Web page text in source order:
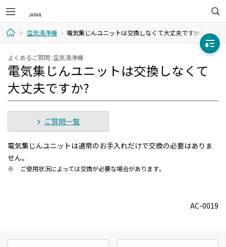
検
索
ー
ム
空気清浄機 電気集じんユニットは交換しなくて大丈夫ですか？
よくあるご質問：空気清浄機
電気集じんユニットは交換しなくて
大丈夫ですか?
ご質問一覧
電気集じんユニットは通常のお手入れだけで交換の必要はありま
せん。
※ ご使用状況によっては交換が必要な場合があります。
AC-0019